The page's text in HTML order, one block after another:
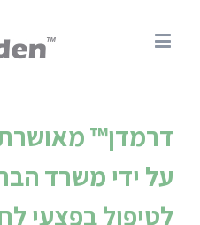
דרמדן™
על ידי משרד
לטיפול בפצעי